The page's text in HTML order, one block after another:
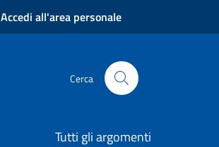
Accedi all'area personale
Cerca
Tutti gli argomenti